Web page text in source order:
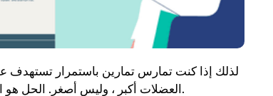
لذلك إذا كنت تمارس تمارين باستمرار تستهدف
العضلات أكبر ، وليس أصغر. الحل هو التركيز على مناطق الجسم الأخرى والسماح لعضلات الجذع والمؤخرة بالراحة.